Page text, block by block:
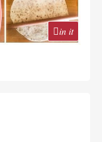
in it